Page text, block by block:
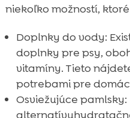
niekoľko možností,
Doplnky do vody:
doplnky pre psy,
vitamíny. Tieto
potrebami pre
Osviežujúce